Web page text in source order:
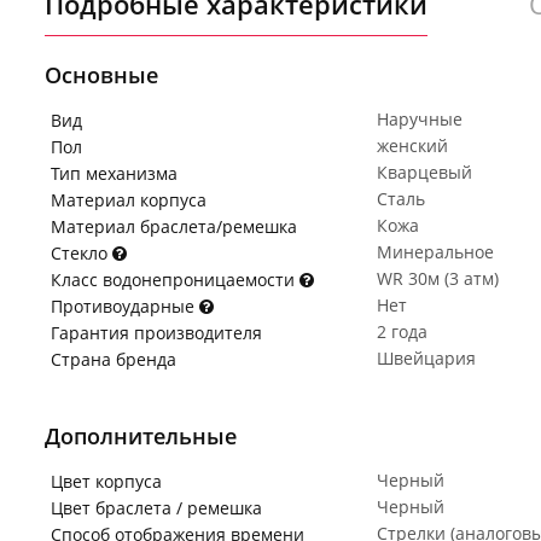
Основные
Вид
Наручные
Пол
женский
Тип механизма
Кварцевый
Материал корпуса
Сталь
Материал браслета/ремешка
Кожа
Стекло
Минеральное
Класс водонепроницаемости
WR 30м (3 атм)
Противоударные
Нет
Гарантия производителя
2 года
Страна бренда
Швейцария
Дополнительные
Цвет корпуса
Черный
Цвет браслета / ремешка
Черный
Способ отображения времени
Стрелки